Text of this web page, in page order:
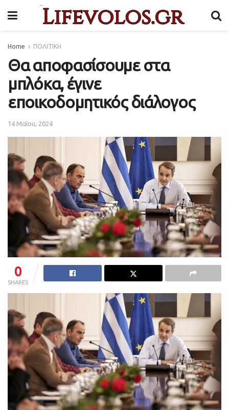
Home ΠΟΛΙΤΙΚΗ
Θα αποφασίσουμε στα
μπλόκα, έγινε
εποικοδομητικός διάλογος
14 Μαΐου, 2024
0
SHARES